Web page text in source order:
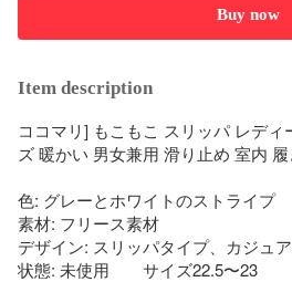
Buy now
Item description
ココマリ] もこもこ スリッパ レデ
ズ 暖かい 男女兼用 滑り止め 室内
色: グレーとホワイトのストライプ
素材: フリース素材
デザイン: スリッパタイプ、カジュ
状態: 未使用　　サイズ22.5〜23